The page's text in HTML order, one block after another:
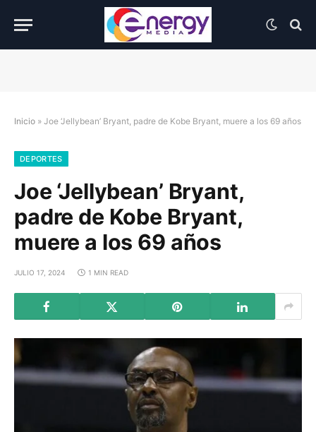
Inicio » Joe ‘Jellybean’ Bryant, padre de Kobe Bryant, muere a los 69 años
DEPORTES
Joe ‘Jellybean’ Bryant,
padre de Kobe Bryant,
muere a los 69 años
JULIO 17, 2024 1 MIN READ